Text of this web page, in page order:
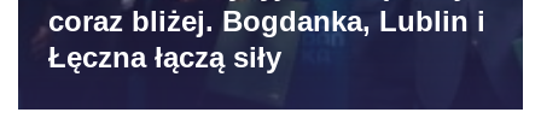
coraz bliżej. Bogdanka, Lublin i
Łęczna łączą siły